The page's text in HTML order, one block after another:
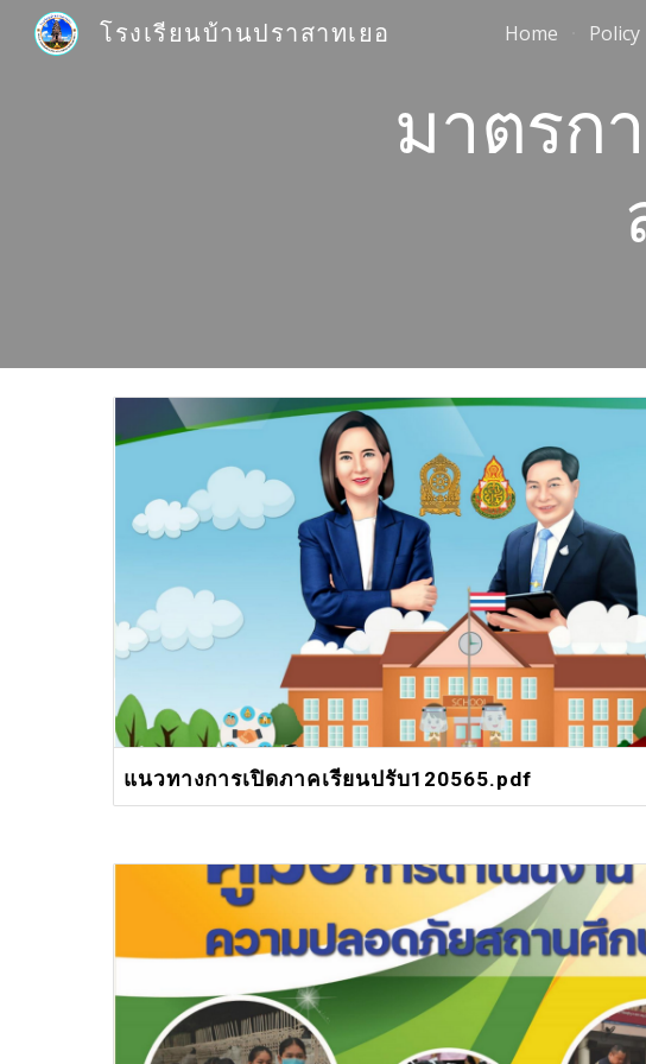
Skip to main
โรงเรียนบ้านปราสาทเยอ Home Policy
มาตรก
แนวทางการเปิดภาคเรียนปรับ120565.pdf